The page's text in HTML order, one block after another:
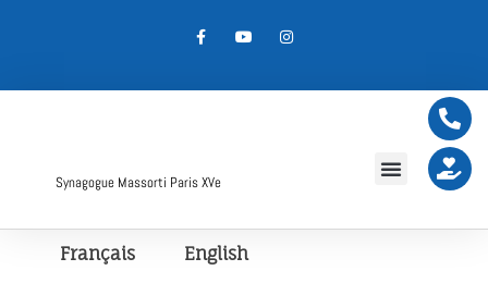
Synagogue Massorti Paris XVe
Français English